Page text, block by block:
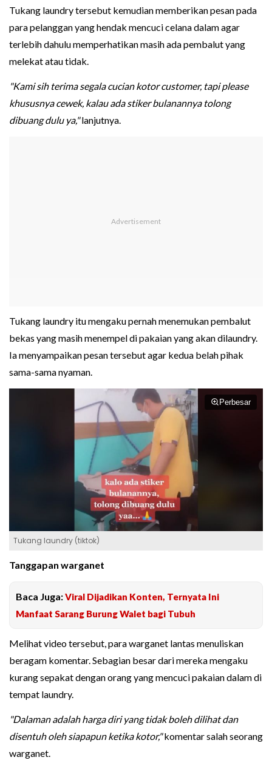
Tukang laundry tersebut kemudian memberikan pesan pada
para pelanggan yang hendak mencuci celana dalam agar
terlebih dahulu memperhatikan masih ada pembalut yang
melekat atau tidak.
"Kami sih terima segala cucian kotor customer, tapi please
khususnya cewek, kalau ada stiker bulanannya tolong
dibuang dulu ya,"lanjutnya.
Tukang laundry itu mengaku pernah menemukan pembalut
bekas yang masih menempel di pakaian yang akan dilaundry.
Ia menyampaikan pesan tersebut agar kedua belah pihak
sama-sama nyaman.
Perbesar
Tukang laundry (tiktok)
Tanggapan warganet
Baca Juga:Viral Dijadikan Konten, Ternyata Ini
Manfaat Sarang Burung Walet bagi Tubuh
Melihat video tersebut, para warganet lantas menuliskan
beragam komentar. Sebagian besar dari mereka mengaku
kurang sepakat dengan orang yang mencuci pakaian dalam di
tempat laundry.
"Dalaman adalah harga diri yang tidak boleh dilihat dan
disentuh oleh siapapun ketika kotor,"komentar salah seorang
warganet.